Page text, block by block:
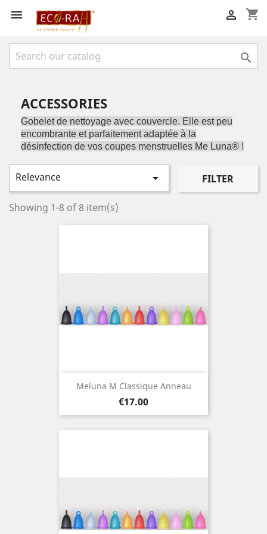
 shopping_cart


ACCESSORIES
Gobelet de nettoyage avec couvercle. Elle est peu
encombrante et parfaitement adaptée à la
désinfection de vos coupes menstruelles Me Luna® !
Relevance  FILTER
Showing 1-8 of 8 item(s)
Meluna M Classique Anneau
Price
€17.00